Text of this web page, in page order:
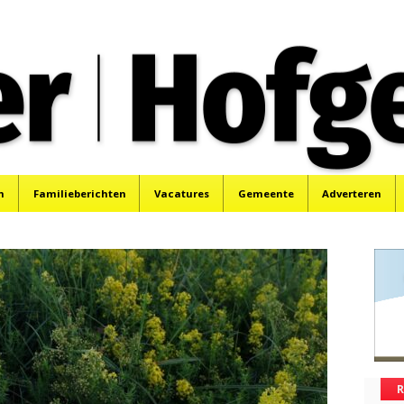
Familieberichten Vacatures Gemeente Adverteren